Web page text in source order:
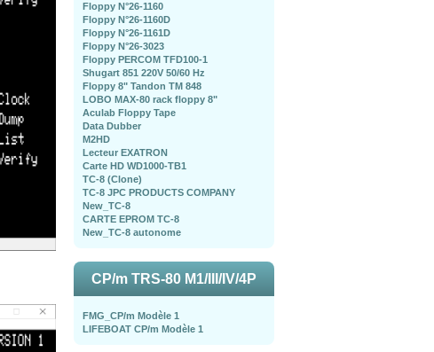
Floppy N°26-1160
Floppy N°26-1160D
Floppy N°26-1161D
Floppy N°26-3023
Floppy PERCOM TFD100-1
Shugart 851 220V 50/60 Hz
Floppy 8" Tandon TM 848
LOBO MAX-80 rack floppy 8"
Aculab Floppy Tape
Data Dubber
M2HD
Lecteur EXATRON
Carte HD WD1000-TB1
TC-8 (Clone)
TC-8 JPC PRODUCTS COMPANY
New_TC-8
CARTE EPROM TC-8
New_TC-8 autonome
CP/m TRS-80 M1/III/IV/4P
FMG_CP/m Modèle 1
LIFEBOAT CP/m Modèle 1